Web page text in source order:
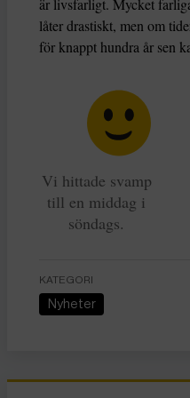
är livsfarligt. Mycket
låter drastiskt, men om
för knappt hundra år sen
Vi hittade svamp
till en middag i
söndags.
KATEGORI
Nyheter